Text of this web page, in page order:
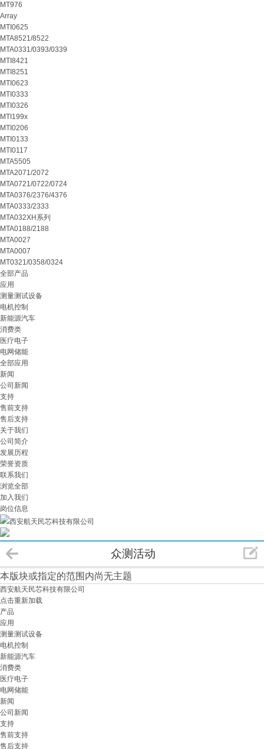
MT976
Array
MTI0625
MTA8521/8522
MTA0331/0393/0339
MTI8421
MTI8251
MTI0623
MTI0333
MTI0326
MTI199x
MTI0206
MTI0133
MTI0117
MTA5505
MTA2071/2072
MTA0721/0722/0724
MTA0376/2376/4376
MTA0333/2333
MTA032XH系列
MTA0188/2188
MTA0027
MTA0007
MT0321/0358/0324
全部产品
应用
测量测试设备
电机控制
新能源汽车
消费类
医疗电子
电网储能
全部应用
新闻
公司新闻
支持
售前支持
售后支持
关于我们
公司简介
发展历程
荣誉资质
联系我们
浏览全部
加入我们
岗位信息
西安航天民芯科技有限公司
众测活动
本版块或指定的范围内尚无主题
西安航天民芯科技有限公司
点击重新加载
产品
应用
测量测试设备
电机控制
新能源汽车
消费类
医疗电子
电网储能
新闻
公司新闻
支持
售前支持
售后支持